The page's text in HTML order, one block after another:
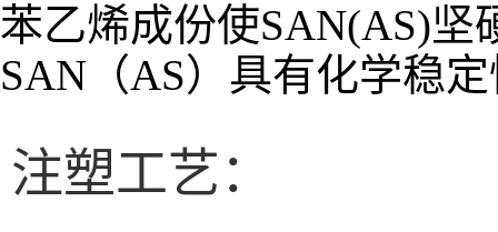
苯乙烯成份使SAN(AS)
SAN（AS）具有化学稳
注塑工艺：